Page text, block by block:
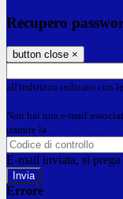
Recupero
button close ×
all'indirizzo indicato con
Non hai una e-mail
tramite la
E-mail inviata, si
Errore